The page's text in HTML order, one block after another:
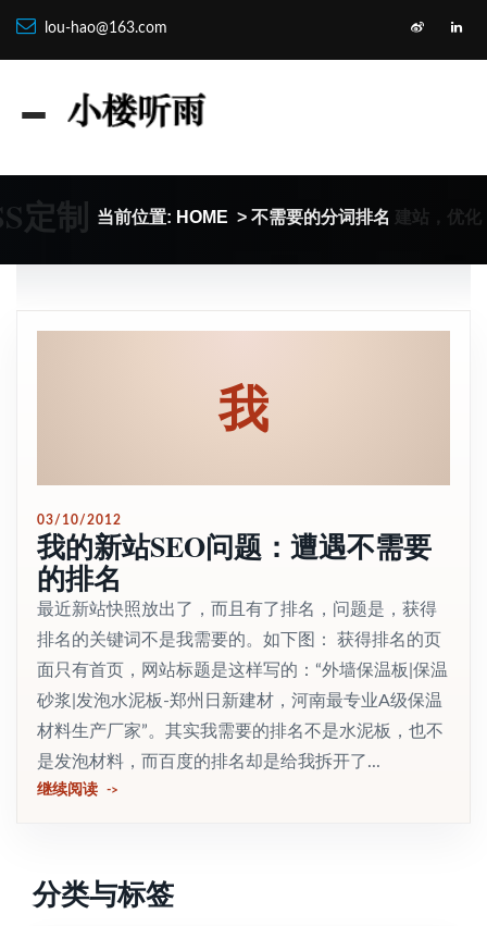
lou-hao@163.com
定制 当前位置: HOME > 不需要的分词排名 建站，优化
我
03/10/2012
我的新站SEO问题：遭遇不需要
的排名
最近新站快照放出了，而且有了排名，问题是，获得
排名的关键词不是我需要的。如下图： 获得排名的页
面只有首页，网站标题是这样写的：“外墙保温板|保温
砂浆|发泡水泥板-郑州日新建材，河南最专业A级保温
材料生产厂家”。其实我需要的排名不是水泥板，也不
是发泡材料，而百度的排名却是给我拆开了...
继续阅读
分类与标签